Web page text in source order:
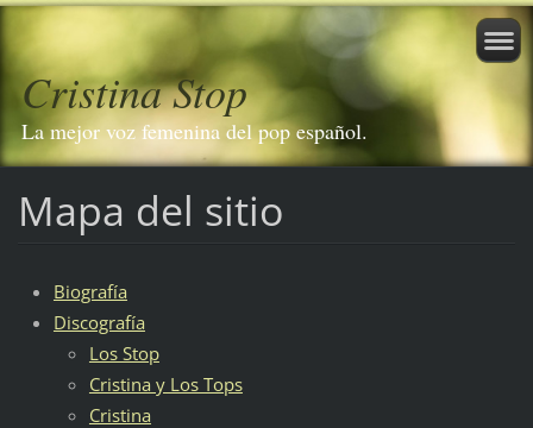
Cristina Stop
La mejor voz femenina del pop español.
Mapa del sitio
Biografía
Discografía
Los Stop
Cristina y Los Tops
Cristina